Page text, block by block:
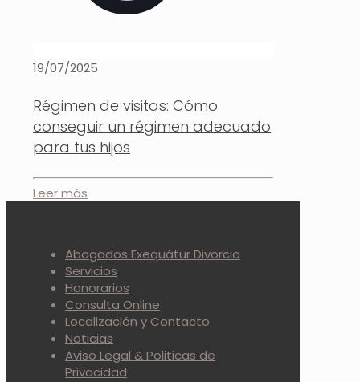
19/07/2025
Régimen de visitas: Cómo
conseguir un régimen adecuado
para tus hijos
Leer más
Abogados Exequátur Divorcio
Servicios
Honorarios
Consulta Online
Localización y Contacto
Noticias
Aviso Legal & Politicas de
Privacidad